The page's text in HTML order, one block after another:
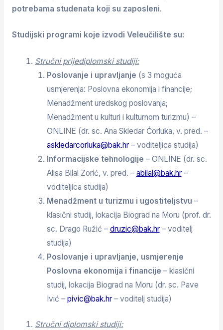
potrebama studenata koji su zaposleni.
Studijski programi koje izvodi Veleučilište su:
Stručni prijediplomski studiji:
Poslovanje i upravljanje (s 3 moguća
usmjerenja: Poslovna ekonomija i financije;
Menadžment uredskog poslovanja;
Menadžment u kulturi i kulturnom turizmu) –
ONLINE (dr. sc. Ana Skledar Ćorluka, v. pred. –
askledarcorluka@bak.hr– voditeljica studija)
Informacijske tehnologije – ONLINE (dr. sc.
Alisa Bilal Zorić, v. pred. – abilal@bak.hr–
voditeljica studija)
Menadžment u turizmu i ugostiteljstvu –
klasični studij, lokacija Biograd na Moru (prof. dr.
sc. Drago Ružić – druzic@bak.hr– voditelj
studija)
Poslovanje i upravljanje, usmjerenje
Poslovna ekonomija i financije – klasični
studij, lokacija Biograd na Moru (dr. sc. Pave
Ivić – pivic@bak.hr– voditelj studija)
Stručni diplomski studiji: